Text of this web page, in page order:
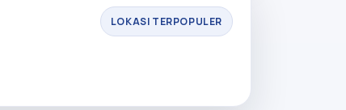
LOKASI TERPOPULER